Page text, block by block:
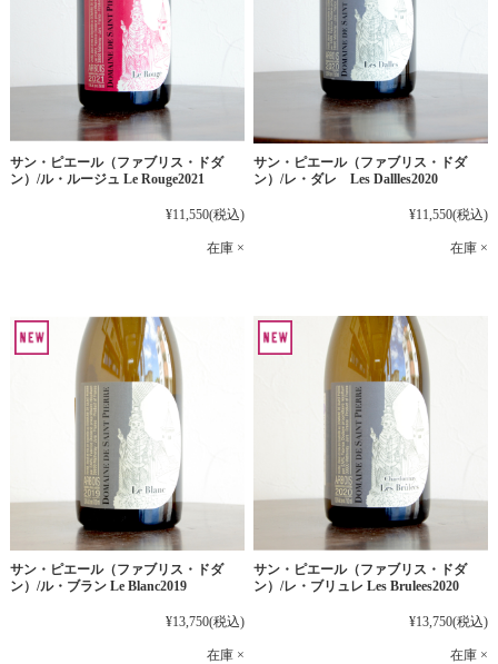
サン・ピエール（ファブリス・ドダ
ン）/ル・ルージュ Le Rouge2021
¥11,550(税込)
在庫 ×
サン・ピエール（ファブリス・ドダ
ン）/レ・ダレ Les Dallles2020
¥11,550(税込)
在庫 ×
サン・ピエール（ファブリス・ドダ
ン）/ル・ブラン Le Blanc2019
¥13,750(税込)
在庫 ×
サン・ピエール（ファブリス・ドダ
ン）/レ・ブリュレ Les Brulees2020
¥13,750(税込)
在庫 ×